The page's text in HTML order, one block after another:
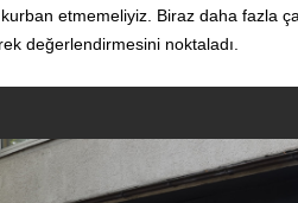
etmemeliyiz. Biraz daha fazla
değerlendirmesini noktaladı.